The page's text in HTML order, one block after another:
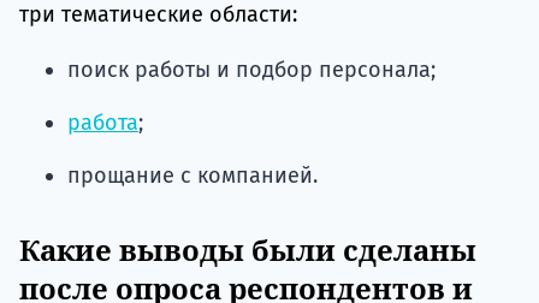
три тематические области:
поиск работы и подбор персонала;
работа;
прощание с компанией.
Какие выводы были сделаны
после опроса респондентов и